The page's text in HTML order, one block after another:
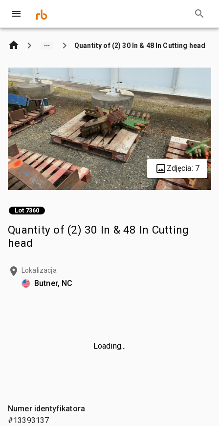
Quantity of (2) 30 In & 48 In Cutting head
Zdjęcia: 7
Lot 7360
Quantity of (2) 30 In & 48 In Cutting
head
Lokalizacja
Butner, NC
Loading...
Numer identyfikatora
#13393137